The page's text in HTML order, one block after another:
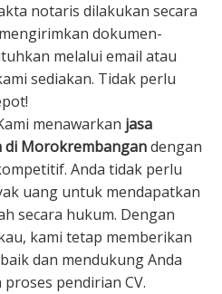
notaris dilakukan secara
dokumen-
melalui email atau
sediakan. Tidak perlu
menawarkan jasa
di Morokrembangandengan
Anda tidak perlu
uang untuk mendapatkan
secara hukum. Dengan
kami tetap memberikan
dan mendukung Anda
pendirian CV.